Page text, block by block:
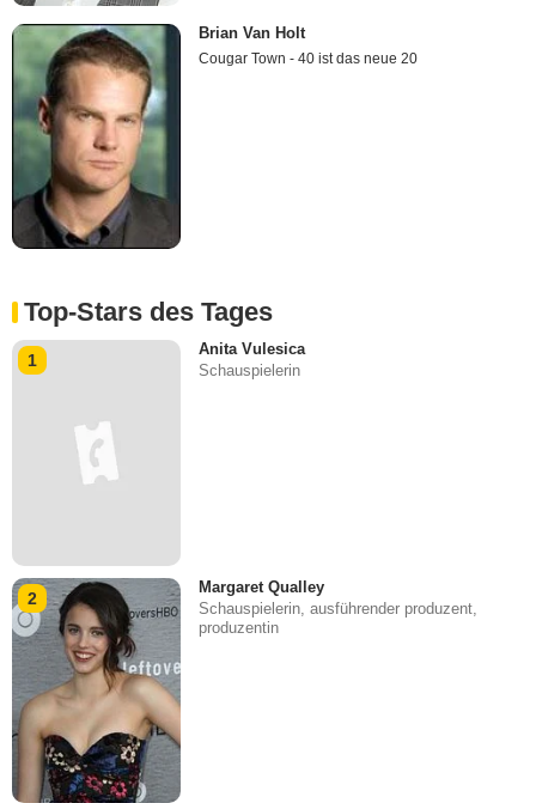
Brian Van Holt
Cougar Town - 40 ist das neue 20
Top-Stars des Tages
1
Anita Vulesica
Schauspielerin
2
Margaret Qualley
Schauspielerin, ausführender produzent,
produzentin